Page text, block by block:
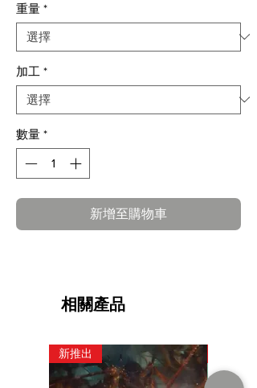
重量 *
加工 *
數量 *
新增至購物車
相關產品
新推出